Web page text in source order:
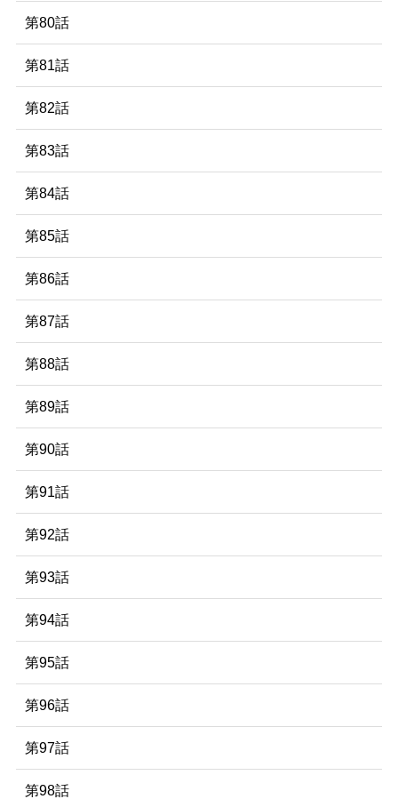
第80話
第81話
第82話
第83話
第84話
第85話
第86話
第87話
第88話
第89話
第90話
第91話
第92話
第93話
第94話
第95話
第96話
第97話
第98話